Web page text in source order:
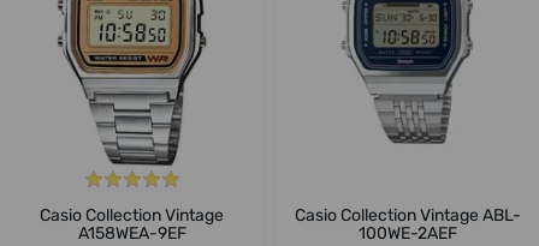
Casio Collection Vintage
A158WEA-9EF
Casio Collection Vintage ABL-
100WE-2AEF